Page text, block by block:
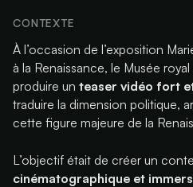
CONTEXTE
À l’occasion de l’exposition
à la Renaissance, le Musée
produire unteaser vidéo fort
traduire la dimension politique,
cette figure majeure de la
L’objectif était de créer un
cinématographique et